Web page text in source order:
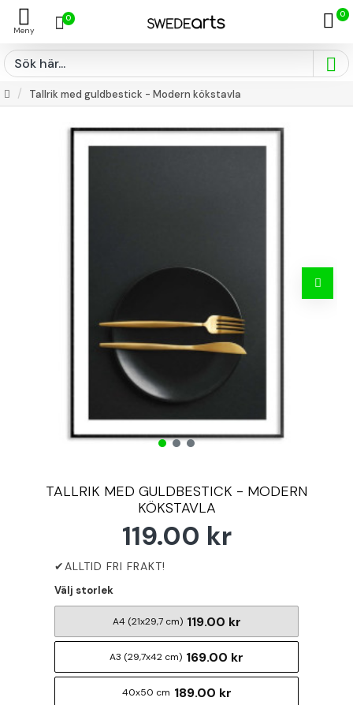
0 0
Tallrik med guldbestick - Modern kökstavla
TALLRIK MED GULDBESTICK - MODERN
KÖKSTAVLA
119.00 kr
Välj storlek
A4 (21x29,7 cm) 119.00 kr
A3 (29,7x42 cm) 169.00 kr
40x50 cm 189.00 kr